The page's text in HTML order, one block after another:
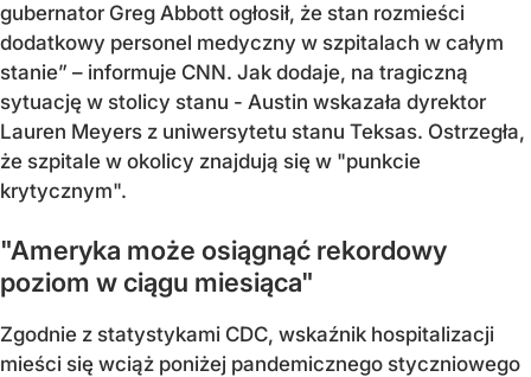
gubernator Greg Abbott ogłosił, że stan rozmieści
dodatkowy personel medyczny w szpitalach w całym
stanie” – informuje CNN. Jak dodaje, na tragiczną
sytuację w stolicy stanu - Austin wskazała dyrektor
Lauren Meyers z uniwersytetu stanu Teksas. Ostrzegła,
że szpitale w okolicy znajdują się w "punkcie
krytycznym".
"Ameryka może osiągnąć rekordowy
poziom w ciągu miesiąca"
Zgodnie z statystykami CDC, wskaźnik hospitalizacji
mieści się wciąż poniżej pandemicznego styczniowego